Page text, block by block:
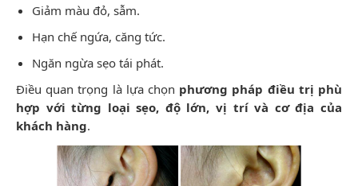
Giảm màu đỏ, sẫm.
Hạn chế ngứa, căng tức.
Ngăn ngừa sẹo tái phát.
Điều quan trọng là lựa chọn phương pháp điều trị phù
hợp với từng loại sẹo, độ lớn, vị trí và cơ địa của
khách hàng.